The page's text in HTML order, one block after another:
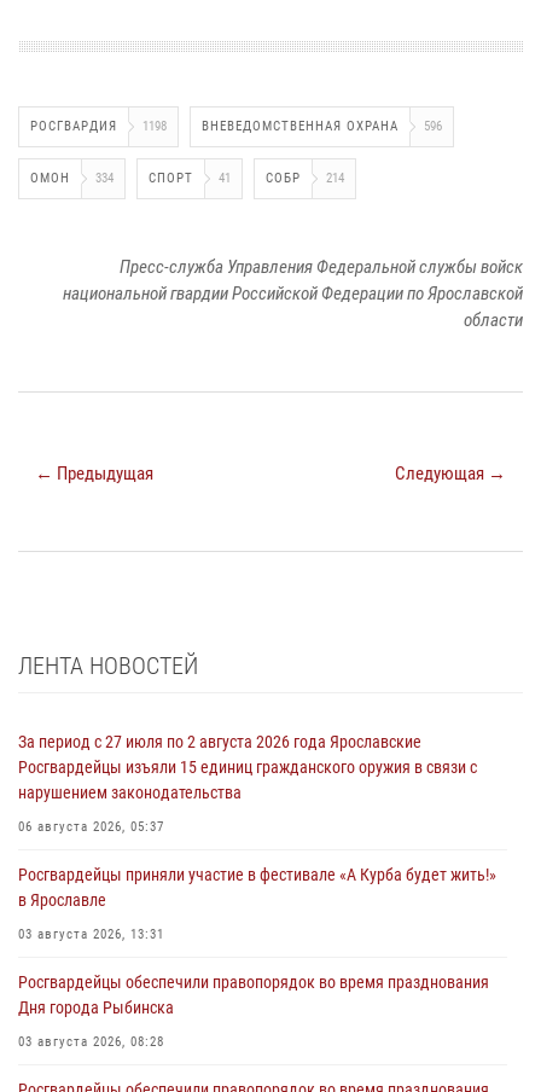
РОСГВАРДИЯ 1198 ВНЕВЕДОМСТВЕННАЯ ОХРАНА 596
ОМОН 334 СПОРТ 41 СОБР 214
Пресс-служба Управления Федеральной службы войск
национальной гвардии Российской Федерации по Ярославской
области
← Предыдущая Следующая →
ЛЕНТА НОВОСТЕЙ
За период с 27 июля по 2 августа 2026 года Ярославские
Росгвардейцы изъяли 15 единиц гражданского оружия в связи с
нарушением законодательства
06 августа 2026, 05:37
Росгвардейцы приняли участие в фестивале «А Курба будет жить!»
в Ярославле
03 августа 2026, 13:31
Росгвардейцы обеспечили правопорядок во время празднования
Дня города Рыбинска
03 августа 2026, 08:28